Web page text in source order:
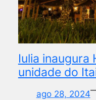
Iulia inaugura
unidade do
ago 28, 2024